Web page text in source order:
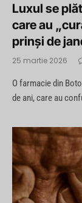
Luxul se
care au
prinși de
25 martie 2026
O farmacie din
de ani, care au